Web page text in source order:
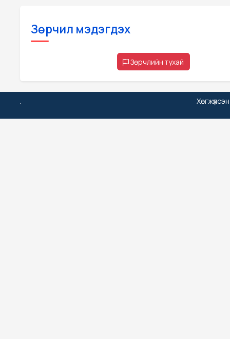
Зөрчил мэдэгдэх
Зөрчлийн тухай
.